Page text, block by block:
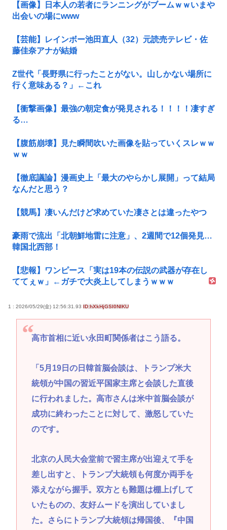
【画像】日本人の若者にランニングがブームｗｗいまや
出会いの場にwww
【芸能】レインボー池田直人（32）元読売テレビ・佐
藤佳奈アナが結婚
Z世代「長野県に行ったことがない。山しかない場所に
行く意味ある？」←これ
【衝撃画像】最強の朝定食が発見される！！！！凄すぎ
る…
【腹筋崩壊】見た瞬間吹いた画像を貼っていくスレｗｗ
ｗｗ
【徹底議論】漫画史上「最大のやらかし展開」って結局
なんだと思う？
【競馬】凄いんだけど求めていた凄さとは違ったやつ
豪雨で流出「北朝鮮地雷に注意」、2週間で12個発見…
韓国北西部！
【悲報】ワンピース「実は19本の伝説の武器が存在し
ててぇｗ」←ガチで大炎上してしまうｗｗｗ
1 : 2026/05/29(金) 12:56:31.93 ID:hXkHjGSI0NIKU
高市首相に近い永田町関係者はこう語る。
「5月19日の日韓首脳会談は、トランプ米大
統領が中国の習近平国家主席と会談した直後
に行われました。高市さんは米中首脳会談が
成功に終わったことに対して、激怒していた
のです。
北京の人民大会堂前で習主席が出迎えて手を
差し出すと、トランプ大統領も何度か両手を
添えながら握手。双方とも難題は棚上げして
いたものの、友好ムードを演出していまし
た。さらにトランプ大統領は帰国後、『中国